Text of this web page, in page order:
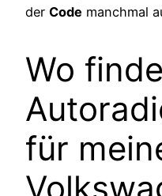
der Code manchmal
Wo
für